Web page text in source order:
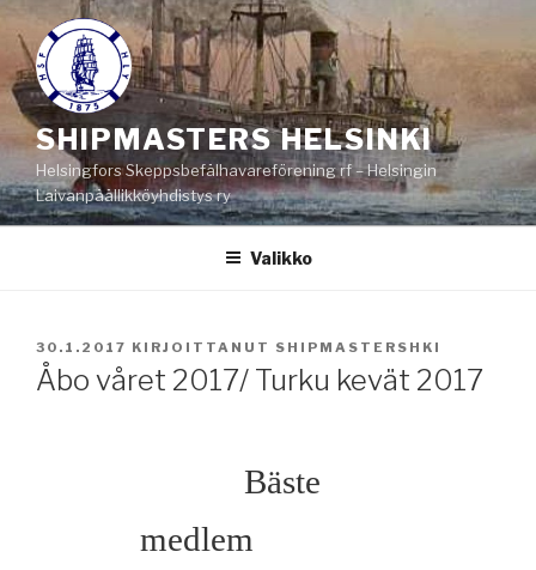
Siirry
sisältöön
SHIPMASTERS HELSINKI
Helsingfors Skeppsbefälhavareförening rf – Helsingin
Laivanpäällikköyhdistys ry
Valikko
JULKAISTU
30.1.2017 KIRJOITTANUT SHIPMASTERSHKI
Åbo våret 2017/ Turku kevät 2017
Bäste
medlem